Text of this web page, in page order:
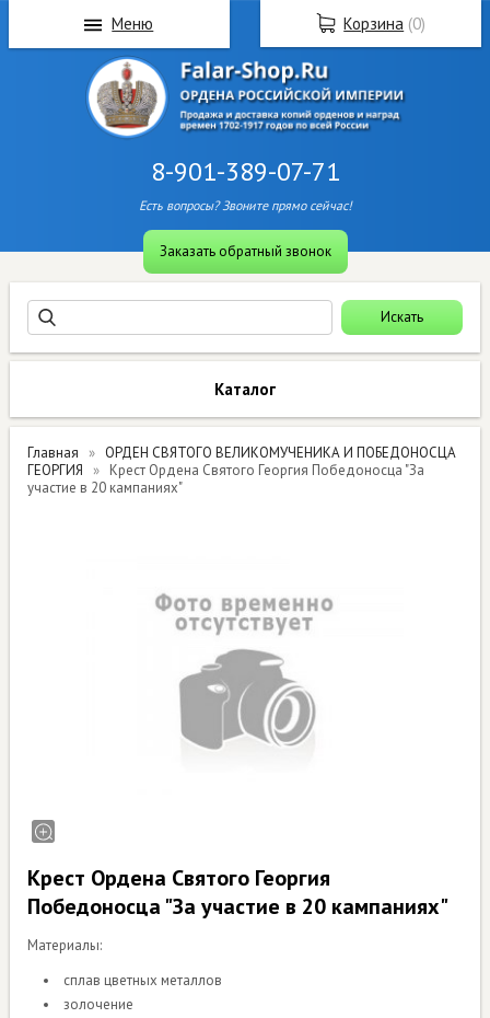
8-901-389-07-71
Есть вопросы? Звоните прямо сейчас!
Заказать обратный звонок
Каталог
Главная
ОРДЕН СВЯТОГО ВЕЛИКОМУЧЕНИКА И ПОБЕДОНОСЦА
ГЕОРГИЯ
Крест Ордена Святого Георгия Победоносца "За
участие в 20 кампаниях"
Крест Ордена Святого Георгия
Победоносца "За участие в 20 кампаниях"
Материалы:
сплав цветных металлов
золочение
Корзина (0)
Меню